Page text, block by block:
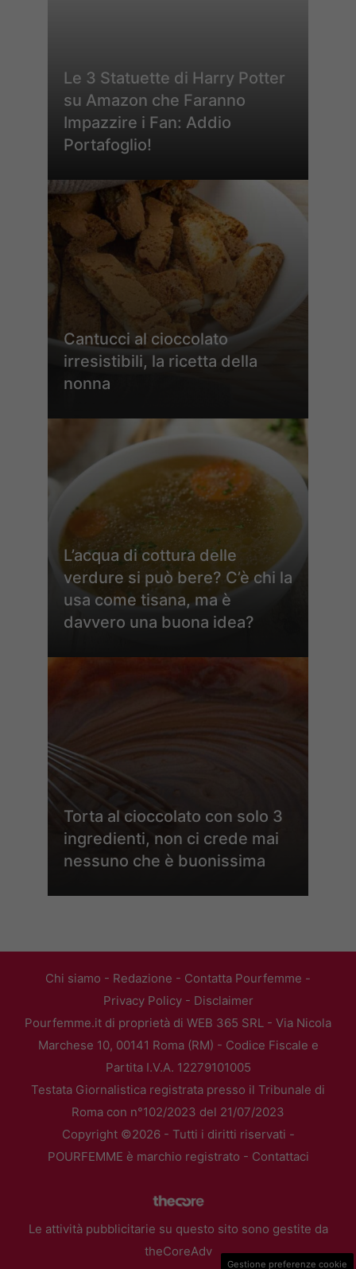
Le 3 Statuette di Harry Potter
su Amazon che Faranno
Impazzire i Fan: Addio
Portafoglio!
Cantucci al cioccolato
irresistibili, la ricetta della
nonna
L’acqua di cottura delle
verdure si può bere? C’è chi la
usa come tisana, ma è
davvero una buona idea?
Torta al cioccolato con solo 3
ingredienti, non ci crede mai
nessuno che è buonissima
Chi siamo - Redazione - Contatta Pourfemme -
Privacy Policy- Disclaimer
Pourfemme.it di proprietà di WEB 365 SRL - Via Nicola
Marchese 10, 00141 Roma (RM) - Codice Fiscale e
Partita I.V.A. 12279101005
Testata Giornalistica registrata presso il Tribunale di
Roma con n°102/2023 del 21/07/2023
Copyright ©2026 - Tutti i diritti riservati -
POURFEMME è marchio registrato - Contattaci
Le attività pubblicitarie su questo sito sono gestite da
theCoreAdv
Gestione preferenze cookie